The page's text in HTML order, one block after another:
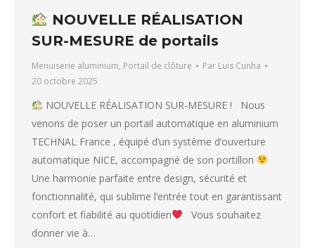
NOUVELLE RÉALISATION
SUR-MESURE de portails
Menuiserie aluminium, Portail de clôture Par Luis Cunha
20 octobre 2025
NOUVELLE RÉALISATION SUR-MESURE ! Nous
venons de poser un portail automatique en aluminium
TECHNAL France , équipé d’un système d’ouverture
automatique NICE, accompagné de son portillon
Une harmonie parfaite entre design, sécurité et
fonctionnalité, qui sublime l’entrée tout en garantissant
confort et fiabilité au quotidien
Vous souhaitez
donner vie à…